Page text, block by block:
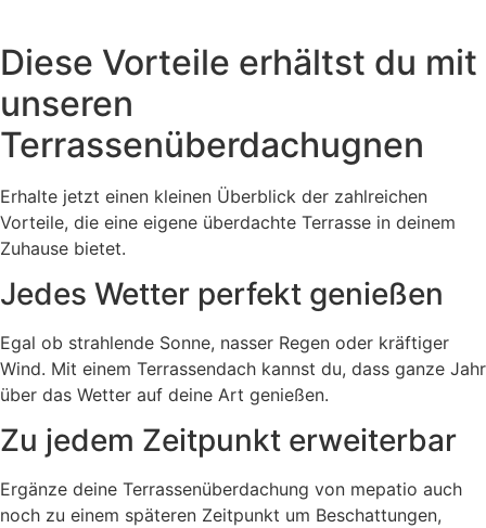
Diese Vorteile erhältst du mit
unseren
Terrassenüberdachugnen
Erhalte jetzt einen kleinen Überblick der zahlreichen
Vorteile, die eine eigene überdachte Terrasse in deinem
Zuhause bietet.
Jedes Wetter perfekt genießen
Egal ob strahlende Sonne, nasser Regen oder kräftiger
Wind. Mit einem Terrassendach kannst du, dass ganze Jahr
über das Wetter auf deine Art genießen.
Zu jedem Zeitpunkt erweiterbar
Ergänze deine Terrassenüberdachung von mepatio auch
noch zu einem späteren Zeitpunkt um Beschattungen,